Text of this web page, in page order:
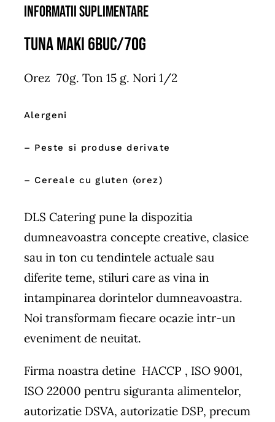
Informatii suplimentare
Tuna Maki 6buc/70g
Orez 70g. Ton 15 g. Nori 1/2
Alergeni
– Peste si produse derivate
– Cereale cu gluten (orez)
DLS Catering pune la dispozitia
dumneavoastra concepte creative, clasice
sau in ton cu tendintele actuale sau
diferite teme, stiluri care as vina in
intampinarea dorintelor dumneavoastra.
Noi transformam fiecare ocazie intr-un
eveniment de neuitat.
Firma noastra detine HACCP , ISO 9001,
ISO 22000 pentru siguranta alimentelor,
autorizatie DSVA, autorizatie DSP, precum